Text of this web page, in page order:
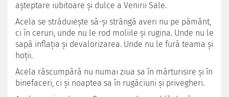
aşteptare iubitoare şi dulce a Venirii Sale.
Acela se străduieşte să-şi strângă averi nu pe pământ,
ci în ceruri, unde nu le rod moliile şi rugina. Unde nu le
sapă inflaţia şi devalorizarea. Unde nu le fură teama şi
hoţii.
Acela răscumpără nu numai ziua sa în mărturisire şi în
binefaceri, ci şi noaptea sa în rugăciuni şi privegheri.